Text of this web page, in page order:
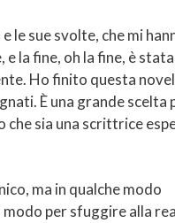
le sue svolte, che mi
e la fine, oh la fine, è
Ho finito questa
È una grande scelta
che sia una scrittrice
ma in qualche modo
per sfuggire alla